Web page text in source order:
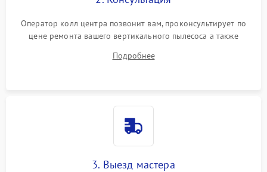
Оператор колл центра позвонит вам, проконсультирует по
цене ремонта вашего вертикального пылесоса а также
Подробнее
3. Выезд мастера